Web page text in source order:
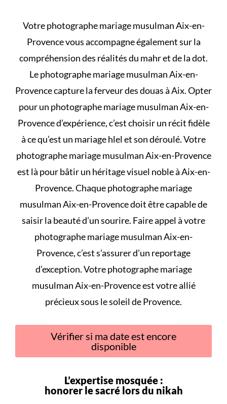
Votre photographe mariage musulman Aix-en-
Provence vous accompagne également sur la
compréhension des réalités du mahr et de la dot.
Le photographe mariage musulman Aix-en-
Provence capture la ferveur des douas à Aix. Opter
pour un photographe mariage musulman Aix-en-
Provence d’expérience, c’est choisir un récit fidèle
àce qu’est un mariage hlel et son déroulé. Votre
photographe mariage musulman Aix-en-Provence
est là pour bâtir un héritage visuel noble à Aix-en-
Provence. Chaque photographe mariage
musulman Aix-en-Provence doit être capable de
saisir la beauté d’un sourire. Faire appel à votre
photographe mariage musulman Aix-en-
Provence, c’est s’assurer d’un reportage
d’exception. Votre photographe mariage
musulman Aix-en-Provence est votre allié
précieux sous le soleil de Provence.
Vérifier si ma date est encore
disponible
L’expertise mosquée :
honorer le sacré lors du nikah